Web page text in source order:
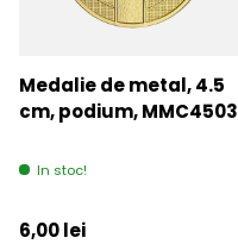
Medalie de metal, 4.5
cm, podium, MMC4503
In stoc!
Pret initial
6,00 lei